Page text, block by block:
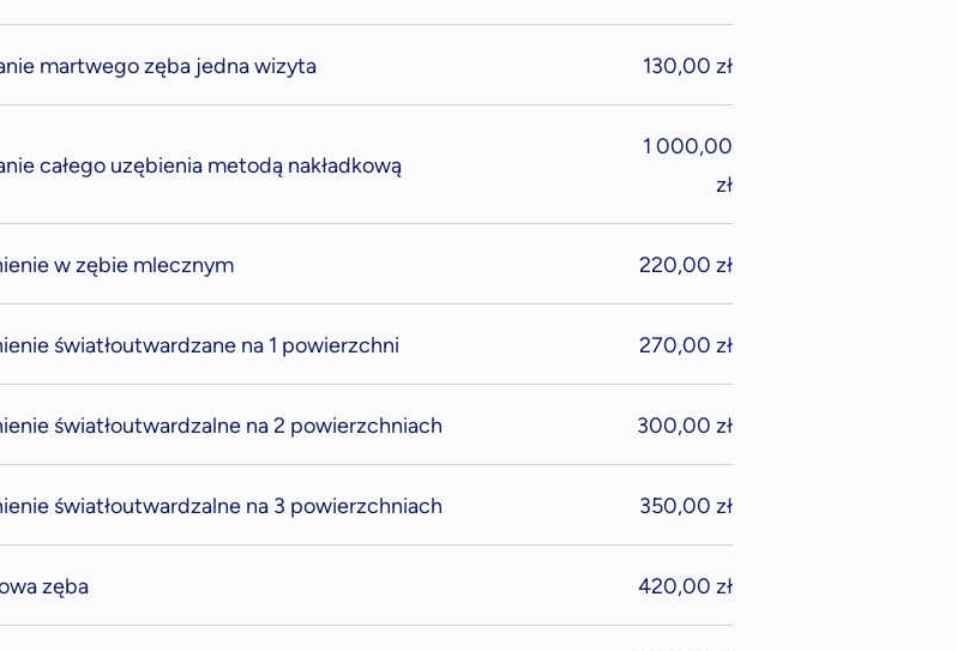
martwego zęba jedna wizyta 130,00 zł
całego uzębienia metodą nakładkową
1 000,00
zł
w zębie mlecznym 220,00 zł
światłoutwardzane na 1 powierzchni 270,00 zł
światłoutwardzalne na 2 powierzchniach 300,00 zł
światłoutwardzalne na 3 powierzchniach 350,00 zł
zęba 420,00 zł